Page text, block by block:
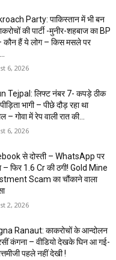
Party: पाकिस्तान में भी बन
की पार्टी -मुनीर-शहबाज का BP
कौन हैं ये लोग – किस मसले पर
6, 2026
Tejpal: लिफ्ट नंबर 7- कपड़े ठीक
भागी – पीछे दौड़ रहा था
– गोवा में रेप वाली रात की...
6, 2026
से दोस्ती – WhatsApp पर
– फिर 1.6 Cr की ठगी! Gold Mine
Scam का चौंकाने वाला
2, 2026
Ranaut: काकरोचों के आन्दोलन
कंगना – वीडियो देखके घिन आ गई-
पहले नहीं देखी !